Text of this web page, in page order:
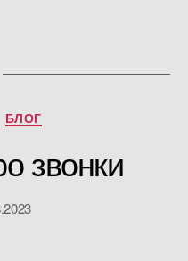
БЛОГ
звонки